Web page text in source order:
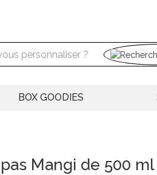
BOX GOODIES
Mangi de 500